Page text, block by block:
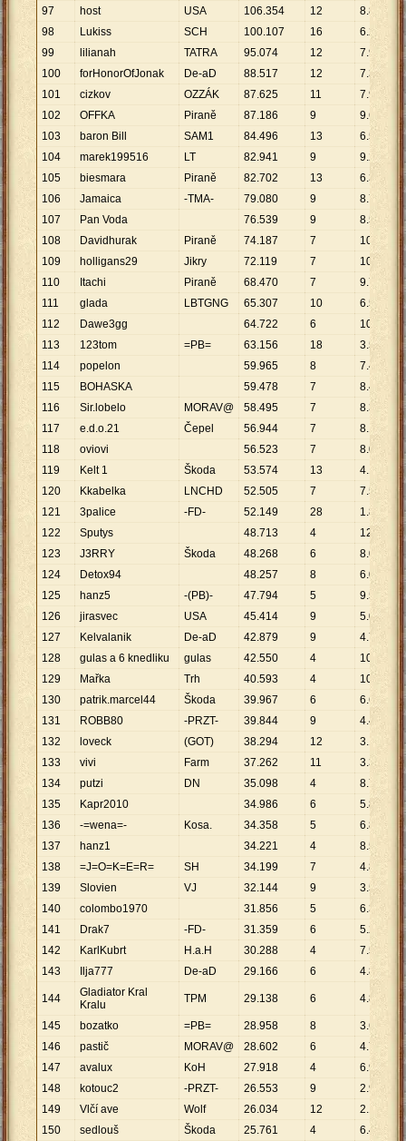
97 host USA 106.354 12 8.863
98
Lukiss SCH 100.107 16 6.257
99
lilianah TATRA 95.074 12 7.923
100
forHonorOfJonak De-aD 88.517 12 7.376
101
cizkov OZZÁK 87.625 11 7.966
102
OFFKA Piraně 87.186 9 9.687
103
baron Bill SAM1 84.496 13 6.500
104
marek199516 LT 82.941 9 9.216
105
biesmara Piraně 82.702 13 6.362
106
Jamaica -TMA- 79.080 9 8.787
107
Pan Voda 76.539 9 8.504
108
Davidhurak Piraně 74.187 7 10
598
109
holligans29 Jikry 72.119 7 10 .
110
Itachi Piraně 68.470 7 9.781
111
glada LBTGNG 65.307 10 6.531
112
Dawe3gg 64.722 6 10
787
113
123tom =PB= 63.156 18 3.509
114
popelon 59.965 8 7.496
115
BOHASKA 59.478 7 8.497
116
Sir.lobelo MORAV@ 58.495 7 8.356
117
e.d.o.21 Čepel 56.944 7 8. 135
118
oviovi 56.523 7 8.075
119
Kelt 1 Škoda 53.574 13 4.
120
Kkabelka LNCHD 52.505 7 7.501
121
3palice -FD- 52.149 28 1.862
122
Sputys 48.713 4 12 .
123
J3RRY Škoda 48.268 6 8.045
124
Detox94 48.257 8 6.032
125
hanz5 -(PB)- 47.794 5 9.559
126
jirasvec USA 45.414 9 5.046
127
Kelvalanik De-aD 42.879 9 4.764
128
gulas a 6 knedliku gulas 42.550 4 10
129
Mařka Trh 40.593 4 10 .148
130
patrik.marcel44 Škoda 39.967 6 6.661
131
ROBB80 -PRZT- 39.844 9 4.427
132
loveck (GOT) 38.294 12 3. 191
133
vivi Farm 37.262 11 3.387
134
putzi DN 35.098 4 8.775
135
Kapr2010 34.986 6 5.831
136
-=wena=- Kosa. 34.358 5 6.872
137
hanz1 34.221 4 8.555
138
=J=O=K=E=R= SH 34.199 7 4.886
139
Slovien VJ 32.144 9 3.572
140
colombo1970 31.856 5 6.371
141
Drak7 -FD- 31.359 6 5.227
142
KarlKubrt H.a.H 30.288 4 7.572
143
Ilja777 De-aD 29.166 6 4.861
144
Gladiator Kral
Kralu
TPM 29.138 6 4.856
145 bozatko =PB= 28.958 8 3.620
146
pastič MORAV@ 28.602 6 4.767
147
avalux KoH 27.918 4 6.980
148
kotouc2 -PRZT- 26.553 9 2.950
149
Vlčí ave Wolf 26.034 12 2.
150
sedlouš Škoda 25.761 4 6.440